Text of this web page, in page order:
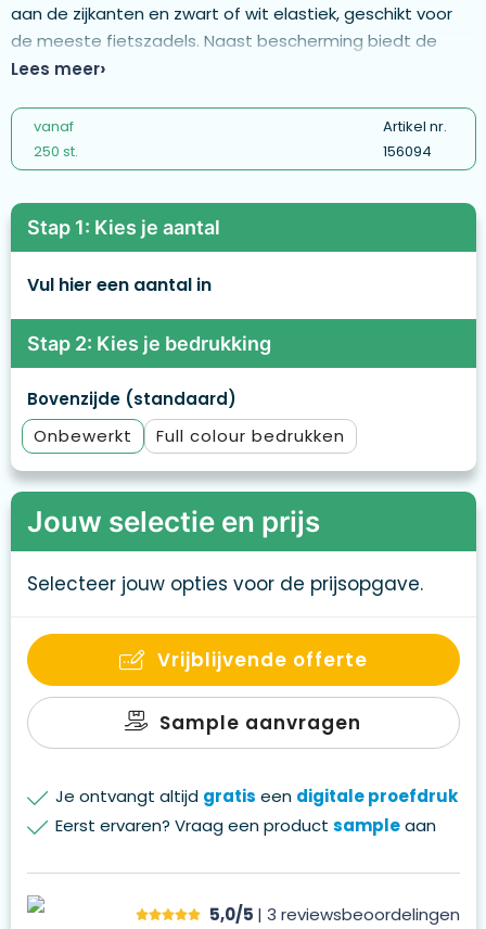
aan de zijkanten en zwart of wit elastiek, geschikt voor
de meeste fietszadels. Naast bescherming biedt de
hoes ruimte voor jouw promotionele boodschap aan de
elastic
Lees meer
vanaf
250 st.
Artikel nr.
156094
Stap 1: Kies je aantal
Vul hier een aantal in
Stap 2: Kies je bedrukking
Bovenzijde (standaard)
Onbewerkt
Full colour
Jouw selectie en prijs
Selecteer jouw opties voor de prijsopgave.
Vrijblijvende offerte
Sample aanvragen
Je ontvangt altijd gratis een digitale proefdruk
Eerst ervaren? Vraag een product sampleaan
5,0/5 | 3 reviewsbeoordelingen